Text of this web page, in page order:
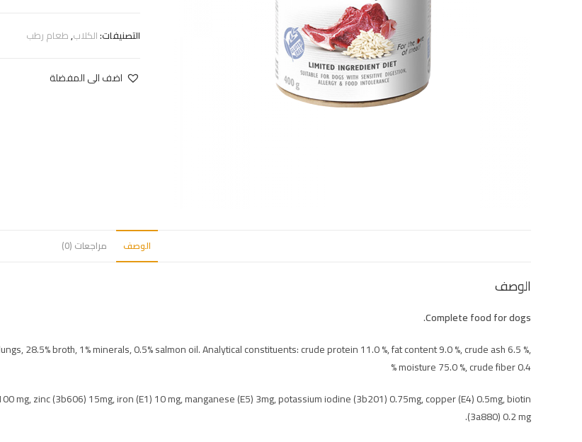
التصنيفات:الكلاب,طعام رطب
اضف الى المفضلة
الوصف مراجعات (0)
الوصف
Complete food for dogs
.
28.5% broth, 1% minerals, 0.5% salmon oil. Analytical constituents: crude protein 11.0 %, fat content 9.0 %, crude ash 6.5 %,
moisture 75.0 %, crude fiber 0.4 %
mg, zinc (3b606) 15mg, iron (E1) 10 mg, manganese (E5) 3mg, potassium iodine (3b201) 0.75mg, copper (E4) 0.5mg, biotin
(3a880) 0.2 mg.